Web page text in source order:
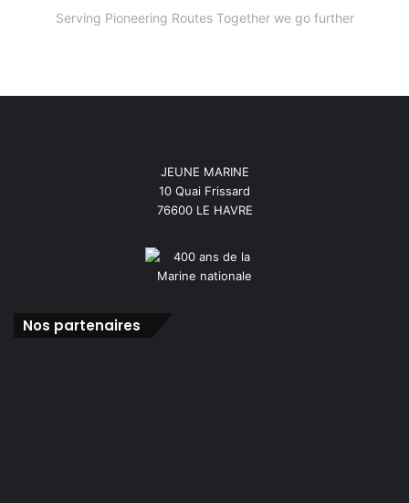
Serving Pioneering Routes Together we go further
JEUNE MARINE
10 Quai Frissard
76600 LE HAVRE
Nos partenaires